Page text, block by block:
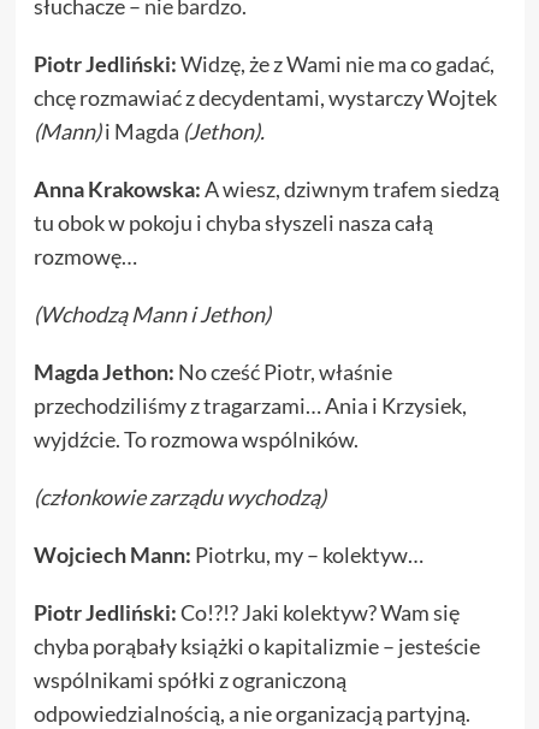
słuchacze – nie bardzo.
Piotr Jedliński:Widzę, że z Wami nie ma co gadać,
chcę rozmawiać z decydentami, wystarczy Wojtek
(Mann)i Magda (Jethon).
Anna Krakowska:A wiesz, dziwnym trafem siedzą
tu obok w pokoju i chyba słyszeli nasza całą
rozmowę…
(Wchodzą Mann i Jethon)
Magda Jethon: No cześć Piotr, właśnie
przechodziliśmy z tragarzami… Ania i Krzysiek,
wyjdźcie. To rozmowa wspólników.
(członkowie zarządu wychodzą)
Wojciech Mann: Piotrku, my – kolektyw…
Piotr Jedliński:Co!?!? Jaki kolektyw? Wam się
chyba porąbały książki o kapitalizmie – jesteście
wspólnikami spółki z ograniczoną
odpowiedzialnością, a nie organizacją partyjną.